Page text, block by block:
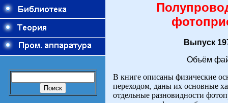
Выпуск
Объём
В книге описаны физические
переходом, даны их основные
отдельные разновидности